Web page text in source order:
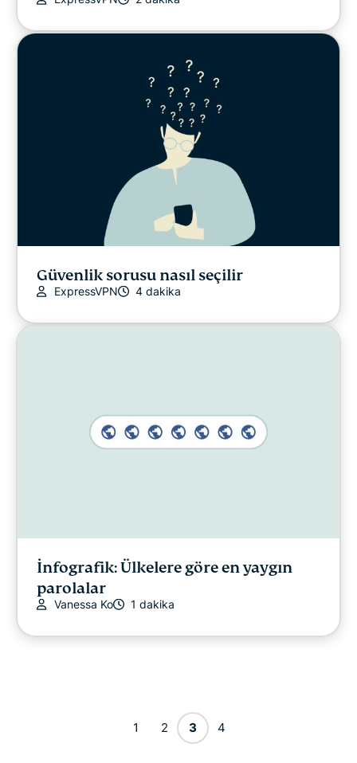
Güvenlik sorusu nasıl seçilir
ExpressVPN 4 dakika
İnfografik: Ülkelere göre en yaygın
parolalar
Vanessa Ko 1 dakika
1 2 3 4